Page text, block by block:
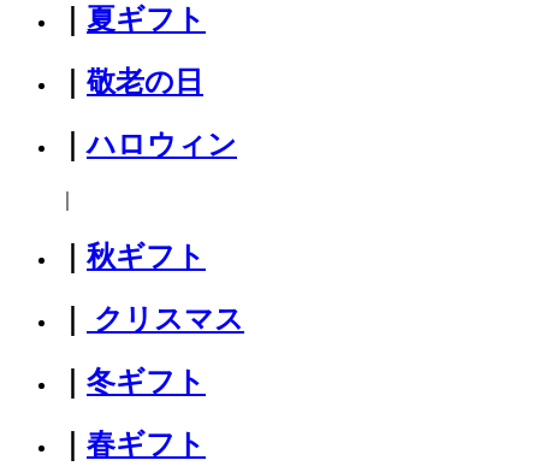
夏ギフト
敬老の日
｜ハロウィン
秋ギフト
クリスマス
冬ギフト
春ギフト